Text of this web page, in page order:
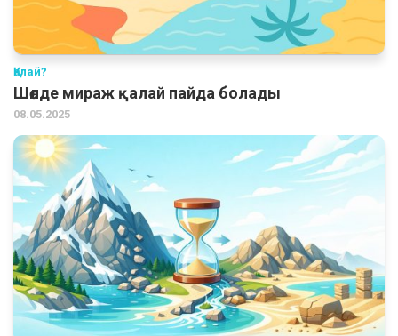
Қалай?
Шөлде мираж қалай пайда болады
08.05.2025